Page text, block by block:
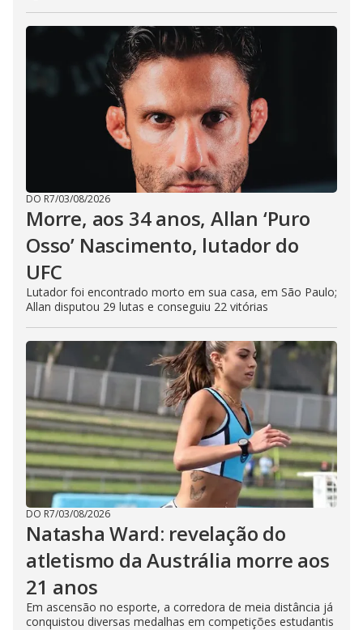
DO R7/03/08/2026
Morre, aos 34 anos, Allan ‘Puro
Osso’ Nascimento, lutador do
UFC
Lutador foi encontrado morto em sua casa, em São Paulo;
Allan disputou 29 lutas e conseguiu 22 vitórias
DO R7/03/08/2026
Natasha Ward: revelação do
atletismo da Austrália morre aos
21 anos
Em ascensão no esporte, a corredora de meia distância já
conquistou diversas medalhas em competições estudantis